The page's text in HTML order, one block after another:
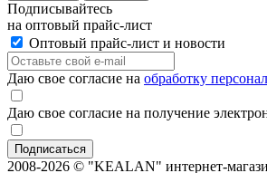
Подписывайтесь
на оптовый прайс-лист
Оптовый прайс-лист и новости
Даю свое согласие на обработку
Даю свое согласие на получение
2008-2026 © "KEALAN" интернет-